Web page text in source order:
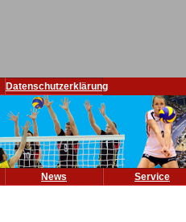
Datenschutzerklärung
News
Service